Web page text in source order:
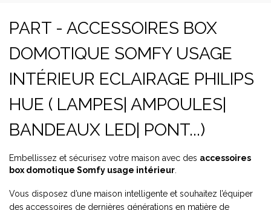
PART - ACCESSOIRES BOX
DOMOTIQUE SOMFY USAGE
INTÉRIEUR ECLAIRAGE PHILIPS
HUE ( LAMPES| AMPOULES|
BANDEAUX LED| PONT...)
Embellissez et sécurisez votre maison avec des accessoires
box domotique Somfy usage intérieur
Vous disposez d’une maison intelligente et souhaitez l’équiper
des accessoires de dernières générations en matière de